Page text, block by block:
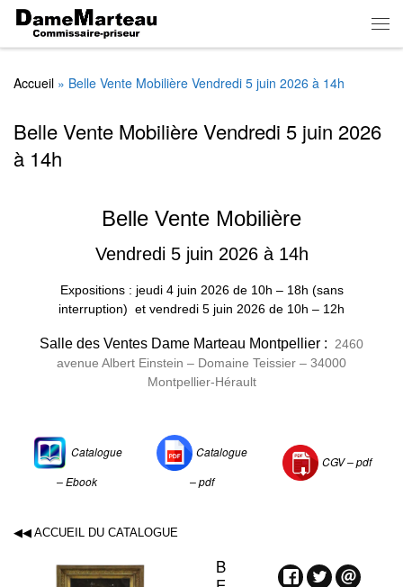
Skip to content
Accueil » Belle Vente Mobilière Vendredi 5 juin 2026 à 14h
Belle Vente Mobilière Vendredi 5 juin 2026
à 14h
Belle Vente Mobilière
Vendredi 5 juin 2026 à 14h
Expositions : jeudi 4 juin 2026de 10h – 18h (sans
interruption) et vendredi 5 juin 2026 de 10h – 12h
Salle des Ventes Dame Marteau Montpellier :
2460
avenue Albert Einstein – Domaine Teissier – 34000
Montpellier-Hérault
Catalogue
– Ebook
Catalogue
– pdf
CGV –pdf
◀◀ ACCUEIL DU CATALOGUE
B